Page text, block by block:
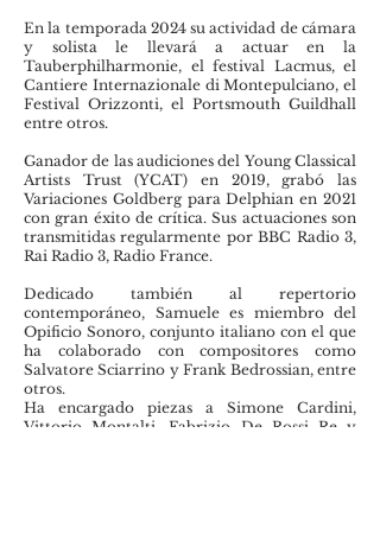
En la temporada 2024 su actividad de cámara
y solista le llevará a actuar en la
Tauberphilharmonie, el festival Lacmus, el
Cantiere Internazionale di Montepulciano, el
Festival Orizzonti, el Portsmouth Guildhall
entre otros.
Ganador de las audiciones del Young Classical
Artists Trust (YCAT) en 2019, grabó las
Variaciones Goldberg para Delphian en 2021
con gran éxito de crítica. Sus actuaciones son
transmitidas regularmente por BBC Radio 3,
Rai Radio 3, Radio France.
Dedicado también al repertorio
contemporáneo, Samuele es miembro del
Opificio Sonoro, conjunto italiano con el que
ha colaborado con compositores como
Salvatore Sciarrino y Frank Bedrossian, entre
otros.
Ha encargado piezas a Simone Cardini,
Vittorio Montalti, Fabrizio De Rossi Re y